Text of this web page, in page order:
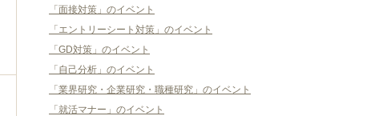
「面接対策」のイベント
「エントリーシート対策」のイベント
「GD対策」のイベント
「自己分析」のイベント
「業界研究・企業研究・職種研究」のイベント
「就活マナー」のイベント